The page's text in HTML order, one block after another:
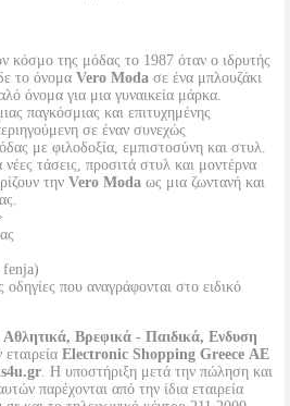
κόσμο της μόδας το 1987 όταν ο ιδρυτής
το όνομα Vero Moda σε ένα μπλουζάκι
όνομα για μια γυναικεία μάρκα.
παγκόσμιας και επιτυχημένης
σε έναν συνεχώς
με φιλοδοξία, εμπιστοσύνη και στυλ.
τάσεις, προσιτά στυλ και μοντέρνα
την Vero Moda ως μια ζωντανή και
που αναγράφονται στο ειδικό
Αθλητικά, Βρεφικά - Παιδικά, Ενδυση
Electronic Shopping Greece ΑΕ
. Η υποστήριξη μετά την πώληση και
παρέχονται από την ίδια εταιρεία